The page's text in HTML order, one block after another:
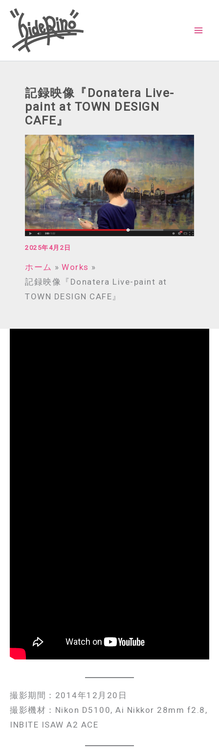
記録映像『Donatera Live-
paint at TOWN DESIGN
CAFE』
2025年4月2日
ホーム
Works
記録映像『Donatera Live-paint at
TOWN DESIGN CAFE』
撮影期間：2014年12月20日
撮影機材：Nikon D5100, Ai Nikkor 28mm f2.8,
INBITE ISAW A2 ACE